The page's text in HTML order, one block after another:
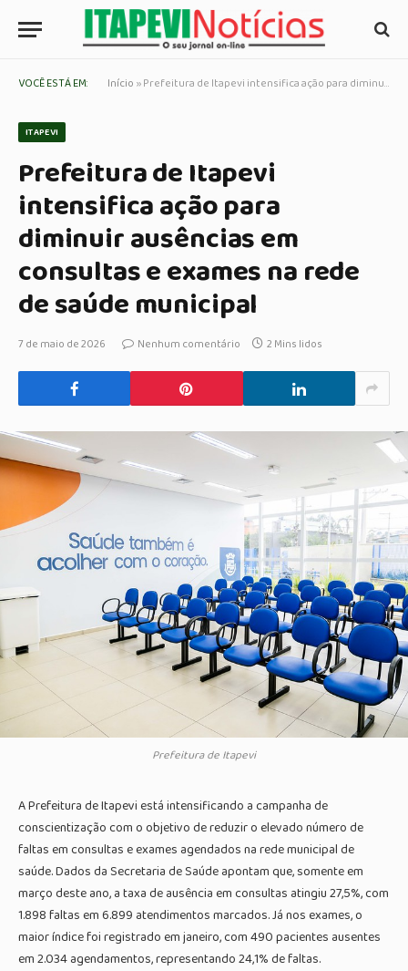
VOCÊ ESTÁ EM: Início »Prefeitura de Itapevi intensifica ação para diminuir ausências em consultas e exames na rede de saúde municipal
ITAPEVI
Prefeitura de Itapevi
intensifica ação para
diminuir ausências em
consultas e exames na rede
de saúde municipal
7 de maio de 2026 Nenhum comentário 2 Mins lidos
Prefeitura de Itapevi
A Prefeitura de Itapevi está intensificando a campanha de
conscientização com o objetivo de reduzir o elevado número de
faltas em consultas e exames agendados na rede municipal de
saúde. Dados da Secretaria de Saúde apontam que, somente em
março deste ano, a taxa de ausência em consultas atingiu 27,5%, com
1.898 faltas em 6.899 atendimentos marcados. Já nos exames, o
maior índice foi registrado em janeiro, com 490 pacientes ausentes
em 2.034 agendamentos, representando 24,1% de faltas.